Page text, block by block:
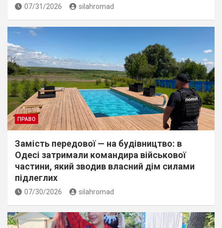
07/31/2026 silahromad
ПРАВО
Замість передової — на будівництво: в
Одесі затримали командира військової
частини, який зводив власний дім силами
підлеглих
07/30/2026 silahromad